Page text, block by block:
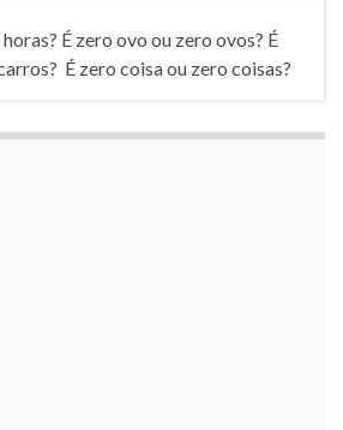
É zero ovo ou zero ovos? É
É zero coisa ou zero coisas?